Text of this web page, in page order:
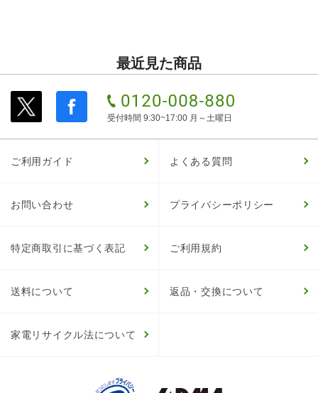
最近見た商品
受付時間 9:30~17:00 月～土曜日
ご利用ガイド よくある質問
お問い合わせ プライバシーポリシー
特定商取引に基づく表記 ご利用規約
送料について 返品・交換について
家電リサイクル法について